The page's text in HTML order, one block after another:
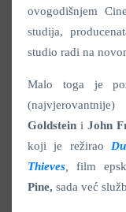
ovogodišnjem
studija,
studio radi na
Malo toga je
Goldstein i John
koji je režirao
Thieves, film
Pine, sada već